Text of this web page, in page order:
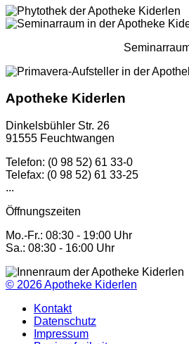
Apotheke Kiderlen
Dinkelsbühler Str. 26
91555 Feuchtwangen
Telefon: (0 98 52) 61 33-0
Telefax: (0 98 52) 61 33-25
...
Öffnungszeiten
Mo.-Fr.: 08:30 - 19:00 Uhr
Sa.: 08:30 - 16:00 Uhr
© 2026Apotheke Kiderlen
Kontakt
Datenschutz
Impressum